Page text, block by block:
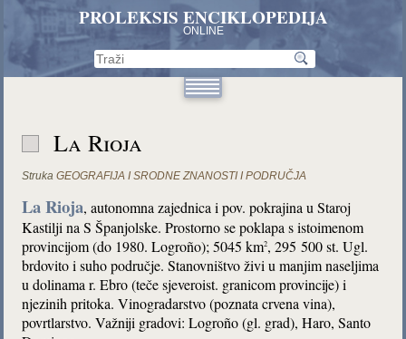
PROLEKSIS ENCIKLOPEDIJA
ONLINE
La Rioja
Struka GEOGRAFIJA I SRODNE ZNANOSTI I PODRUČJA
La Rioja, autonomna zajednica i pov. pokrajina u Staroj
Kastilji na S Španjolske. Prostorno se poklapa s istoimenom
provincijom (do 1980. Logroño); 5045 km2, 295 500 st. Ugl.
brdovito i suho područje. Stanovništvo živi u manjim naseljima
u dolinama r. Ebro (teče sjeveroist. granicom provincije) i
njezinih pritoka. Vinogradarstvo (poznata crvena vina),
povrtlarstvo. Važniji gradovi: Logroño (gl. grad), Haro, Santo